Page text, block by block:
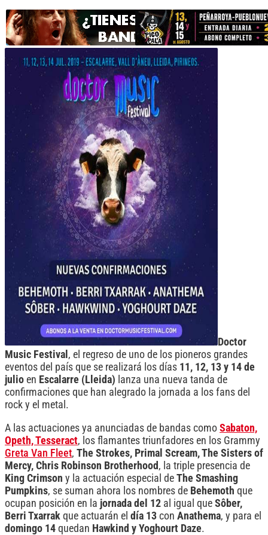
Doctor
Music Festival , el regreso de uno de los pioneros grandes
eventos del país que se realizará los días 11, 12, 13 y 14 de
julio en Escalarre (Lleida) lanza una nueva tanda de
confirmaciones que han alegrado la jornada a los fans del
rock y el metal.
A las actuaciones ya anunciadas de bandas como Sabaton,
Opeth, Tesseract, los flamantes triunfadores en los Grammy
Greta Van Fleet, The Strokes, Primal Scream, The Sisters of
Mercy, Chris Robinson Brotherhood , la triple presencia de
King Crimson y la actuación especial de The Smashing
Pumpkins, se suman ahora los nombres de Behemoth que
ocupan posición en la jornada del 12 al igual que Sôber,
Berri Txarrak que actuarán el día 13 con Anathema, y para el
domingo 14 quedan Hawkind y Yoghourt Daze.